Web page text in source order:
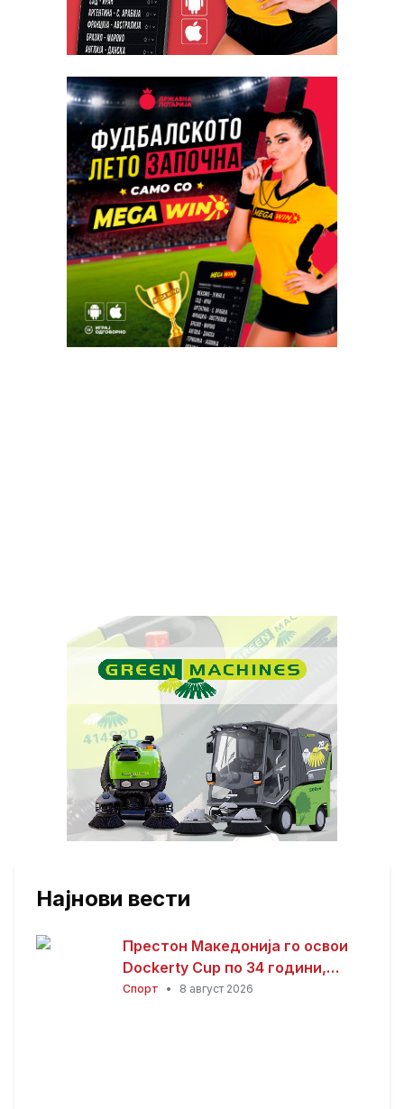
Најнови вести
Престон Македонија го освои
Dockerty Cup по 34 години,
Тевере прогласен за најдобар
Спорт • 8 август 2026